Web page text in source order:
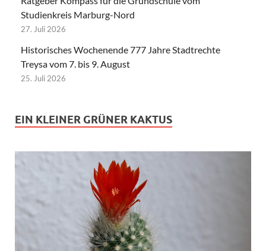
Studienkreis Marburg-Nord
27. Juli 2026
Historisches Wochenende 777 Jahre Stadtrechte
Treysa vom 7. bis 9. August
25. Juli 2026
EIN KLEINER GRÜNER KAKTUS